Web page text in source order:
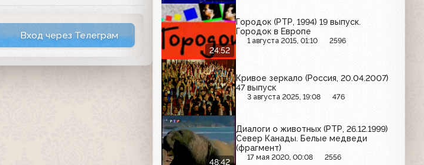
Вход через Телеграм
24:52
Городок (РТР, 1994) 19 выпуск.
Городок в Европе
1 августа 2015, 01:10 2596
Кривое зеркало (Россия, 20.04.2007)
47 выпуск
3 августа 2025, 19:08 476
48:42
Диалоги о животных (РТР, 26.12.1999)
Север Канады. Белые медведи
(фрагмент)
17 мая 2020, 00:08 2556